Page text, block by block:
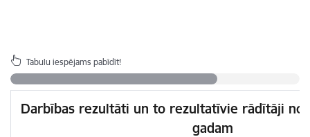
Tabulu iespējams pabīdīt!
Darbības rezultāti un to rezultatīvie rādītāji no
gadam